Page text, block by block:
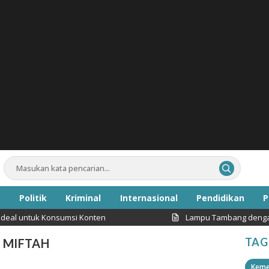
Politik Kriminal Internasional Pendidikan
untuk Konsumsi Konten Lampu Tambang dengan
MIFTAH TAG